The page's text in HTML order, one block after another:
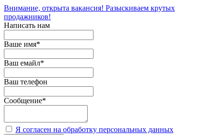
Внимание, открыта вакансия! Разыскиваем крутых
продажников!
Написать нам
Ваше имя*
Ваш емайл*
Ваш телефон
Сообщение*
Я согласен на обработку персональных данных